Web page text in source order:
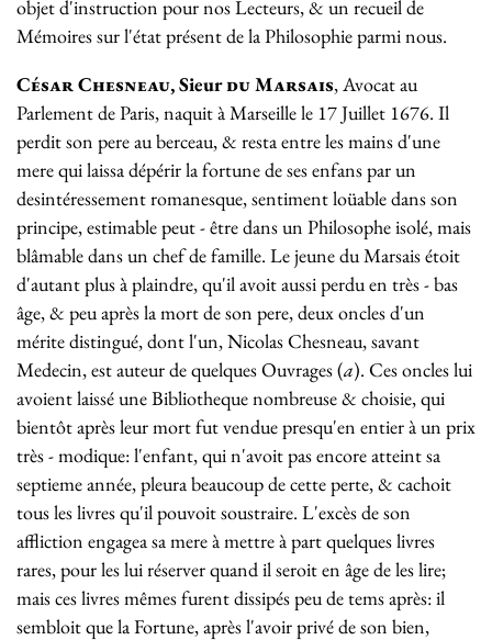
objet d'instruction pour nos Lecteurs, & un recueil de
Mémoires sur l'état présent de la Philosophie parmi nous.
César Chesneau, Sieurdu Marsais, Avocat au
Parlement de Paris, naquit à Marseille le 17 Juillet 1676. Il
perdit son pere au berceau, & resta entre les mains d'une
mere qui laissa dépérir la fortune de ses enfans par un
desintéressement romanesque, sentiment loüable dans son
principe, estimable peut - être dans un Philosophe isolé, mais
blâmable dans un chef de famille. Le jeune du Marsais étoit
d'autant plus à plaindre, qu'il avoit aussi perdu en très - bas
âge, & peu après la mort de son pere, deux oncles d'un
mérite distingué, dont l'un, Nicolas Chesneau, savant
Medecin, est auteur de quelques Ouvrages (a). Ces oncles lui
avoient laissé une Bibliotheque nombreuse & choisie, qui
bientôt après leur mort fut vendue presqu'en entier à un prix
très - modique: l'enfant, qui n'avoit pas encore atteint sa
septieme année, pleura beaucoup de cette perte, & cachoit
tous les livres qu'il pouvoit soustraire. L'excès de son
affliction engagea sa mere à mettre à part quelques livres
rares, pour les lui réserver quand il seroit en âge de les lire;
mais ces livres mêmes furent dissipés peu de tems après: il
sembloit que la Fortune, après l'avoir privé de son bien,